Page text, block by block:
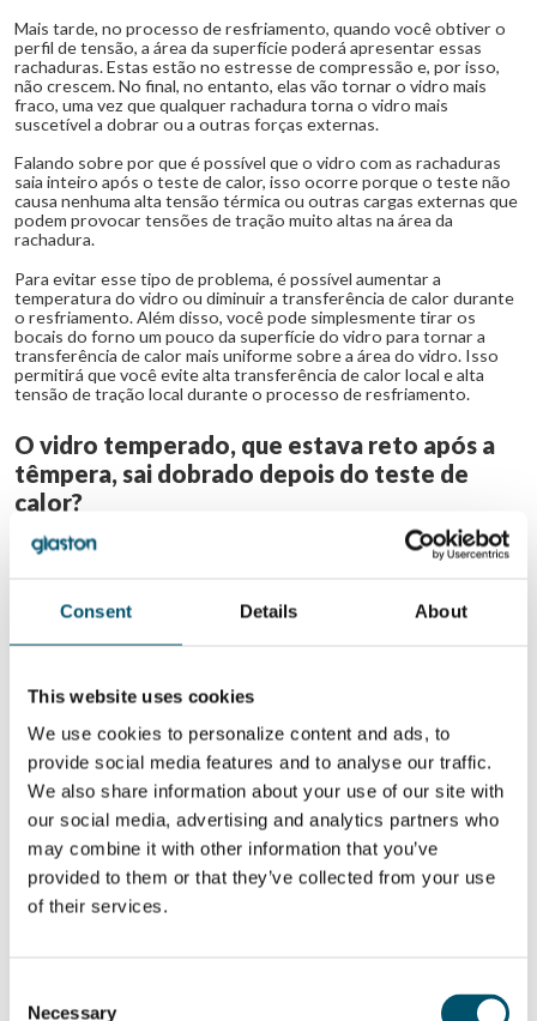
Consent Details About
This website uses cookies
We use cookies to personalize content and ads, to
provide social media features and to analyse our traffic.
We also share information about your use of our site with
our social media, advertising and analytics partners who
may combine it with other information that you’ve
provided to them or that they’ve collected from your use
of their services.
Necessary
Mais tarde, no processo de resfriamento, quando você obtiver o
perfil de tensão, a área da superfície poderá apresentar essas
rachaduras. Estas estão no estresse de compressão e, por isso,
não crescem. No final, no entanto, elas vão tornar o vidro mais
fraco, uma vez que qualquer rachadura torna o vidro mais
suscetível a dobrar ou a outras forças externas.
Falando sobre por que é possível que o vidro com as rachaduras
saia inteiro após o teste de calor, isso ocorre porque o teste não
causa nenhuma alta tensão térmica ou outras cargas externas que
podem provocar tensões de tração muito altas na área da
rachadura.
Para evitar esse tipo de problema, é possível aumentar a
temperatura do vidro ou diminuir a transferência de calor durante
o resfriamento. Além disso, você pode simplesmente tirar os
bocais do forno um pouco da superfície do vidro para tornar a
transferência de calor mais uniforme sobre a área do vidro. Isso
permitirá que você evite alta transferência de calor local e alta
tensão de tração local durante o processo de resfriamento.
O vidro temperado, que estava reto após a
têmpera, sai dobrado depois do teste de
calor?
É possível que o vidro não esfrie simetricamente.
tempo, quando os vidros forem esfriados uniformemente, eles
QUER SABER MAIS?
Inscreva-se no boletim informativo da Glastory
Email: